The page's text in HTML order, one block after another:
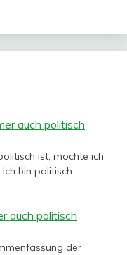
auch politisch
ist, möchte ich
bin politisch
auch politisch
der